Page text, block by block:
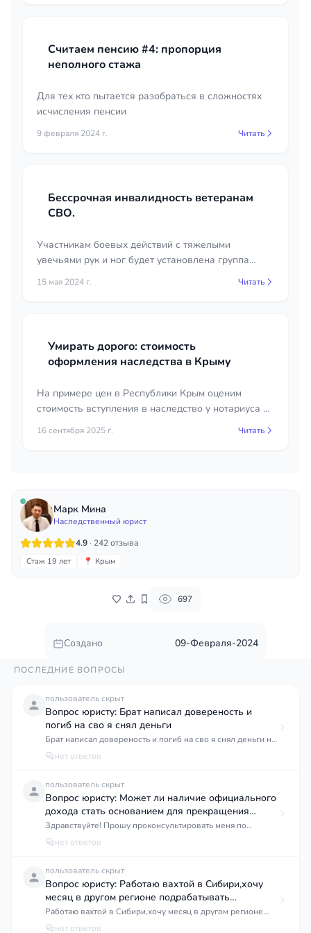
Марк Мина
Наследственный юрист
4.9· 242 отзыва
Стаж 19 лет 📍 Крым
697
Создано 09-Февраля-2024
Считаем пенсию #4: пропорция
неполного стажа
Для тех кто пытается разобраться в сложностях
исчисления пенсии
9 февраля 2024 г. Читать
Бессрочная инвалидность ветеранам
СВО.
Участникам боевых действий с тяжелыми
увечьями рук и ног будет установлена группа
инвалидности без указания срока
15 мая 2024 г. Читать
Умирать дорого: стоимость
оформления наследства в Крыму
На примере цен в Республики Крым оценим
стоимость вступления в наследство у нотариуса и
в судебном порядке.
16 сентября 2025 г. Читать
ПОСЛЕДНИЕ ВОПРОСЫ
пользователь скрыт
Вопрос юристу: Брат написал довереность и
погиб на сво я снял деньги
Брат написал довереность и погиб на сво я снял деньги но
мв не знали что он погиб нам сообшили почти через
нет ответов
пользователь скрыт
Вопрос юристу: Может ли наличие официального
дохода стать основанием для прекращения
указанных мер социальной поддержки?
Здравствуйте! Прошу проконсультировать меня по
вопросу официального трудоустройства. Мне 21 год, я
университете. Получаю государственную социальную
стипендию, материальную поддержку от университета и
состою в очереди на получение жилья. Прошу
разъяснить: 1. Могу ли я официально трудоустроиться по
нет ответов
пользователь скрыт
Вопрос юристу: Работаю вахтой в Сибири,хочу
месяц в другом регионе подрабатывать
например
Работаю вахтой в Сибири,хочу месяц в другом регионе
подрабатывать например сборщиком заказов или что-то
нет ответов